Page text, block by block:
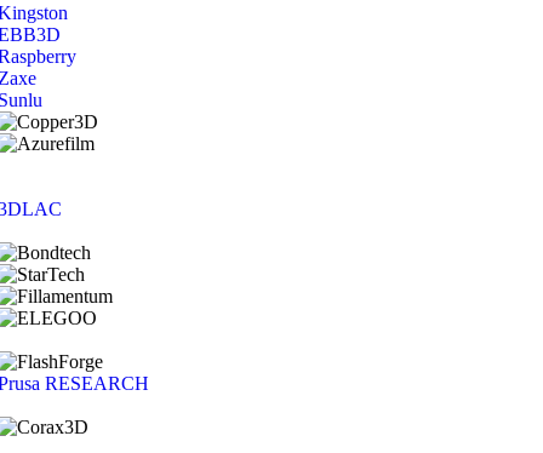
RESEARCH